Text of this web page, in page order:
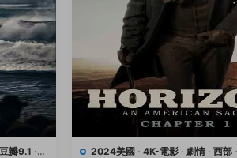
豆瓣9.1 · 2024美國 · 4K-電影 · 劇情 · 西部 ·